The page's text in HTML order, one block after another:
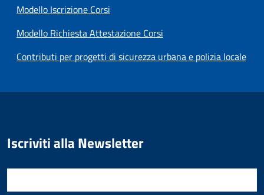
Modello Iscrizione Corsi
Modello Richiesta Attestazione Corsi
Contributi per progetti di sicurezza urbana e polizia locale
Iscriviti alla Newsletter